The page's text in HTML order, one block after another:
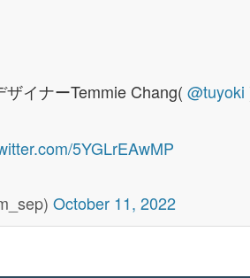
イナーTemmie Chang( @tuyoki
5YGLrEAwMP
October 11, 2022